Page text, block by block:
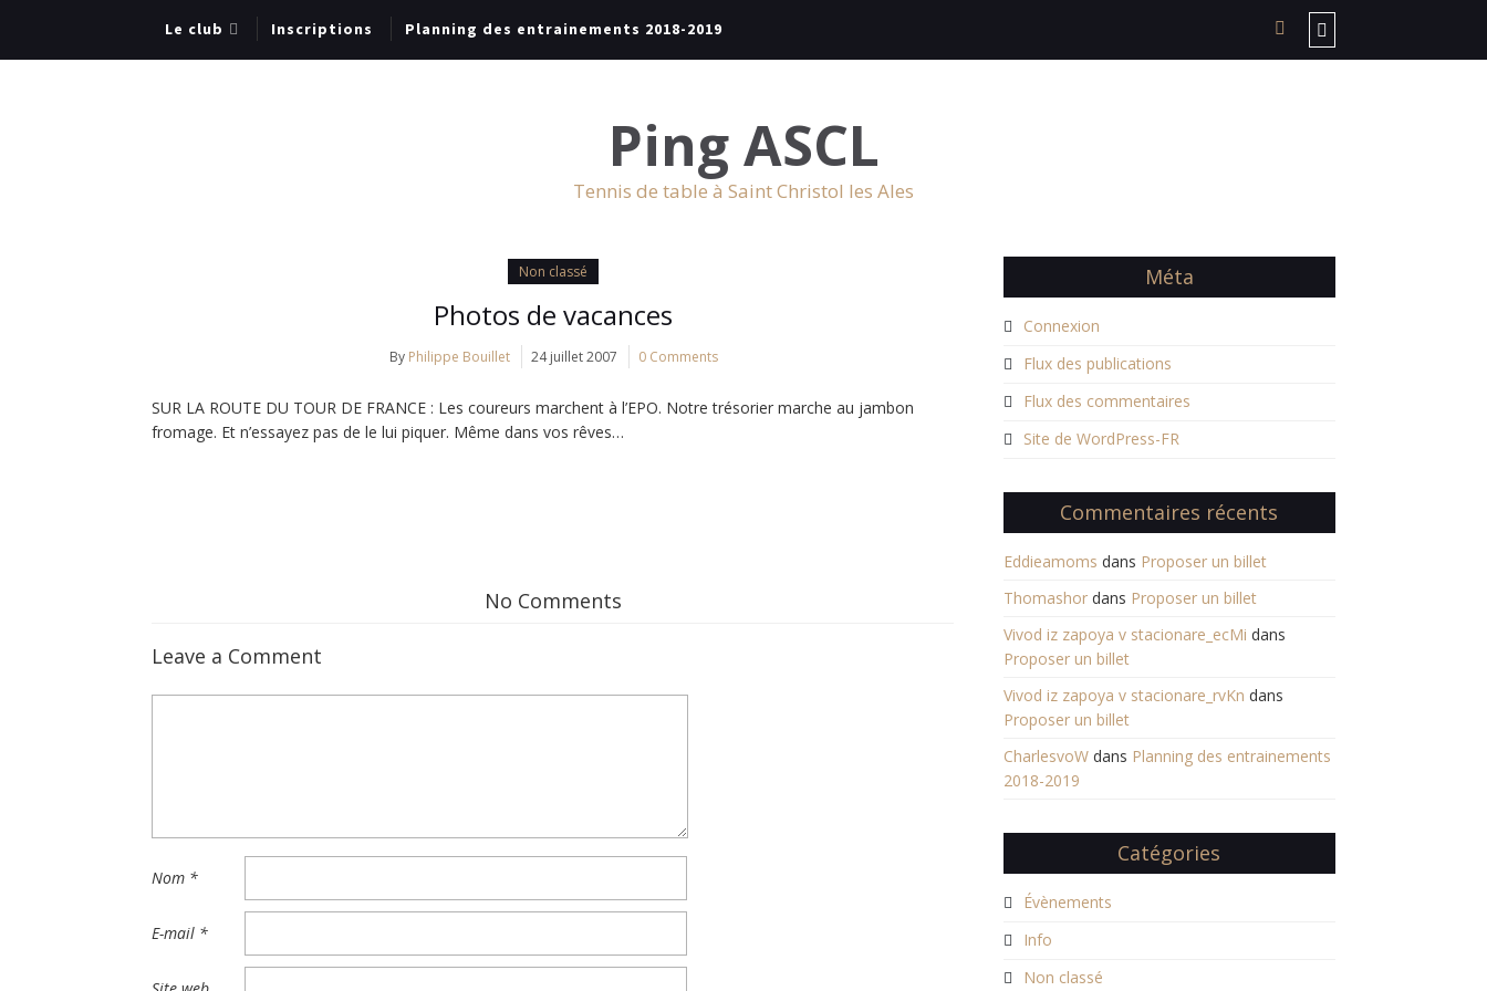
Le club Inscriptions Planning des entrainements 2018-2019
Ping ASCL
Tennis de table à Saint Christol les Ales
Non classé
Photos de vacances
By Philippe Bouillet 24 juillet 2007 0 Comments
SUR LA ROUTE DU TOUR DE FRANCE : Les coureurs marchent à l’EPO. Notre trésorier marche au jambon
fromage. Et n’essayez pas de le lui piquer. Même dans vos rêves…
No Comments
Leave a Comment
Nom *
E-mail *
Méta
Connexion
Flux des publications
Flux des commentaires
Site de WordPress-FR
Commentaires récents
Eddieamoms dans Proposer un billet
Thomashordans Proposer un billet
Vivod iz zapoya v stacionare_ecMi dans
Proposer un billet
Vivod iz zapoya v stacionare_rvKn dans
Proposer un billet
CharlesvoWdans Planning des entrainements
2018-2019
Catégories
Évènements
Info
Non classé